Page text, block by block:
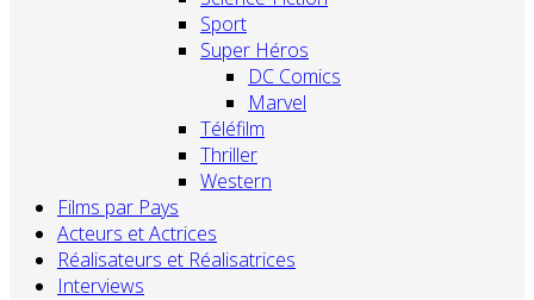
Sport
Super Héros
DC Comics
Marvel
Téléfilm
Thriller
Western
Films par Pays
Acteurs et Actrices
Réalisateurs et Réalisatrices
Interviews